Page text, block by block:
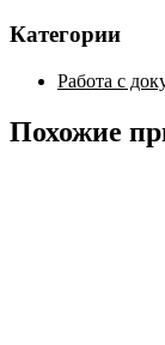
Категории
Работа с
Похожие